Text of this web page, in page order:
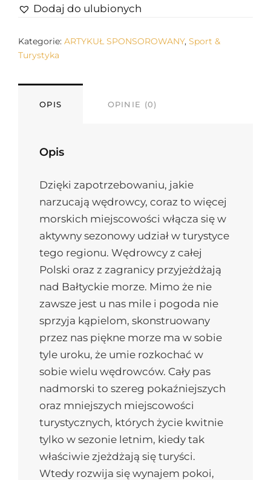
Dodaj do ulubionych
Kategorie: ARTYKUŁ SPONSOROWANY, Sport &
Turystyka
OPIS OPINIE (0)
Opis
Dzięki zapotrzebowaniu, jakie
narzucają wędrowcy, coraz to więcej
morskich miejscowości włącza się w
aktywny sezonowy udział w turystyce
tego regionu. Wędrowcy z całej
Polski oraz z zagranicy przyjeżdżają
nad Bałtyckie morze. Mimo że nie
zawsze jest u nas mile i pogoda nie
sprzyja kąpielom, skonstruowany
przez nas piękne morze ma w sobie
tyle uroku, że umie rozkochać w
sobie wielu wędrowców. Cały pas
nadmorski to szereg pokaźniejszych
oraz mniejszych miejscowości
turystycznych, których życie kwitnie
tylko w sezonie letnim, kiedy tak
właściwie zjeżdżają się turyści.
Wtedy rozwija się wynajem pokoi,